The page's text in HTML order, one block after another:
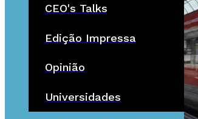
CEO's Talks
Edição Impressa
Opinião
Universidades